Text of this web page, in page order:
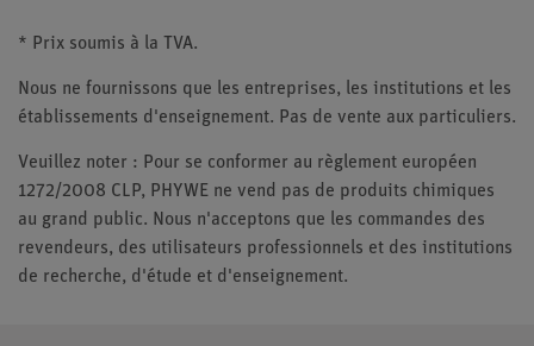
* Prix soumis à la TVA.
Nous ne fournissons que les entreprises, les institutions et les
établissements d'enseignement. Pas de vente aux particuliers.
Veuillez noter : Pour se conformer au règlement européen
1272/2008 CLP, PHYWE ne vend pas de produits chimiques
au grand public. Nous n'acceptons que les commandes des
revendeurs, des utilisateurs professionnels et des institutions
de recherche, d'étude et d'enseignement.